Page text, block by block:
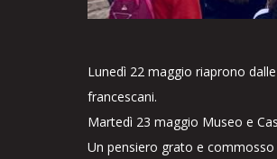
Lunedì 22 maggio riaprono
francescani.
Martedì 23 maggio Museo e
Un pensiero grato e